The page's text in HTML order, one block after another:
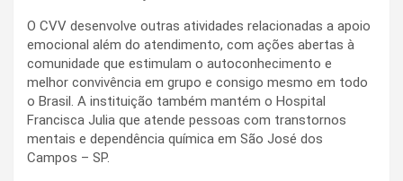
O CVV desenvolve outras atividades relacionadas a apoio
emocional além do atendimento, com ações abertas à
comunidade que estimulam o autoconhecimento e
melhor convivência em grupo e consigo mesmo em todo
o Brasil. A instituição também mantém o Hospital
Francisca Julia que atende pessoas com transtornos
mentais e dependência química em São José dos
Campos – SP.